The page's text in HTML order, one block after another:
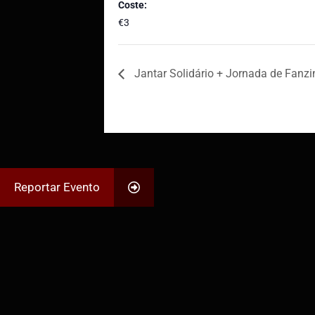
Coste:
€3
Jantar Solidário + Jornada de
Reportar Evento